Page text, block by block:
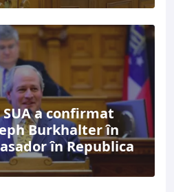
a confirmat
Burkhalter în
în Republica